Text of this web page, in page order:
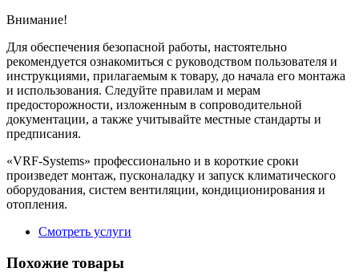
Внимание!
Для обеспечения безопасной работы, настоятельно
рекомендуется ознакомиться с руководством пользователя и
инструкциями, прилагаемым к товару, до начала его монтажа
и использования. Следуйте правилам и мерам
предосторожности, изложенным в сопроводительной
документации, а также учитывайте местные стандарты и
предписания.
«VRF-Systems» профессионально и в короткие сроки
произведет монтаж, пусконаладку и запуск климатического
оборудования, систем вентиляции, кондиционирования и
отопления.
Смотреть услуги
Похожие товары